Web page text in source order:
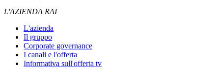
L'AZIENDA RAI
L'azienda
Il gruppo
Corporate governance
I canali e l'offerta
Informativa sull'offerta tv